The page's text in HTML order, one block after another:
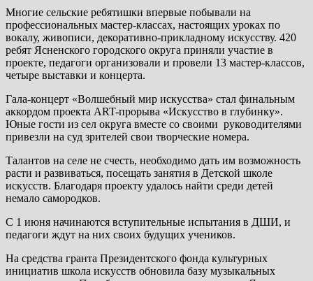
Многие сельские ребятишки впервые побывали на
профессиональных мастер-классах, настоящих уроках по
вокалу, живописи, декоративно-прикладному искусству. 420
ребят Ясненского городского округа приняли участие в
проекте, педагоги организовали и провели 13 мастер-классов,
четыре выставки и концерта.
Гала-концерт «Волшебный мир искусства» стал финальным
аккордом проекта ART-прорыва «Искусство в глубинку».
Юные гости из сел округа вместе со своими руководителями
привезли на суд зрителей свои творческие номера.
Талантов на селе не счесть, необходимо дать им возможность
расти и развиваться, посещать занятия в Детской школе
искусств. Благодаря проекту удалось найти среди детей
немало самородков.
С 1 июня начинаются вступительные испытания в ДШИ, и
педагоги ждут на них своих будущих учеников.
На средства гранта Президентского фонда культурных
инициатив школа искусств обновила базу музыкальных